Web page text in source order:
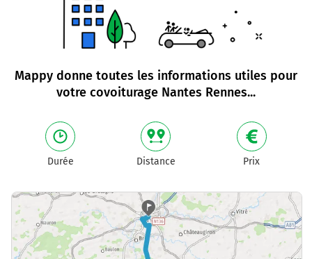
Mappy donne toutes les informations utiles pour
votre covoiturage Nantes Rennes...
Durée Distance Prix